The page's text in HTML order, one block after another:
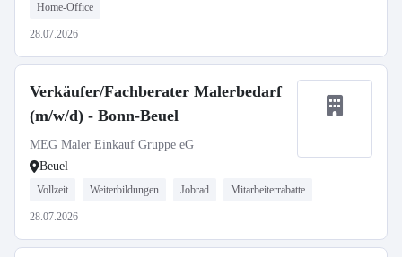
Home-Office
28.07.2026
Verkäufer/Fachberater Malerbedarf
(m/w/d) - Bonn-Beuel
MEG Maler Einkauf Gruppe eG
Beuel
Vollzeit Weiterbildungen Jobrad Mitarbeiterrabatte
28.07.2026